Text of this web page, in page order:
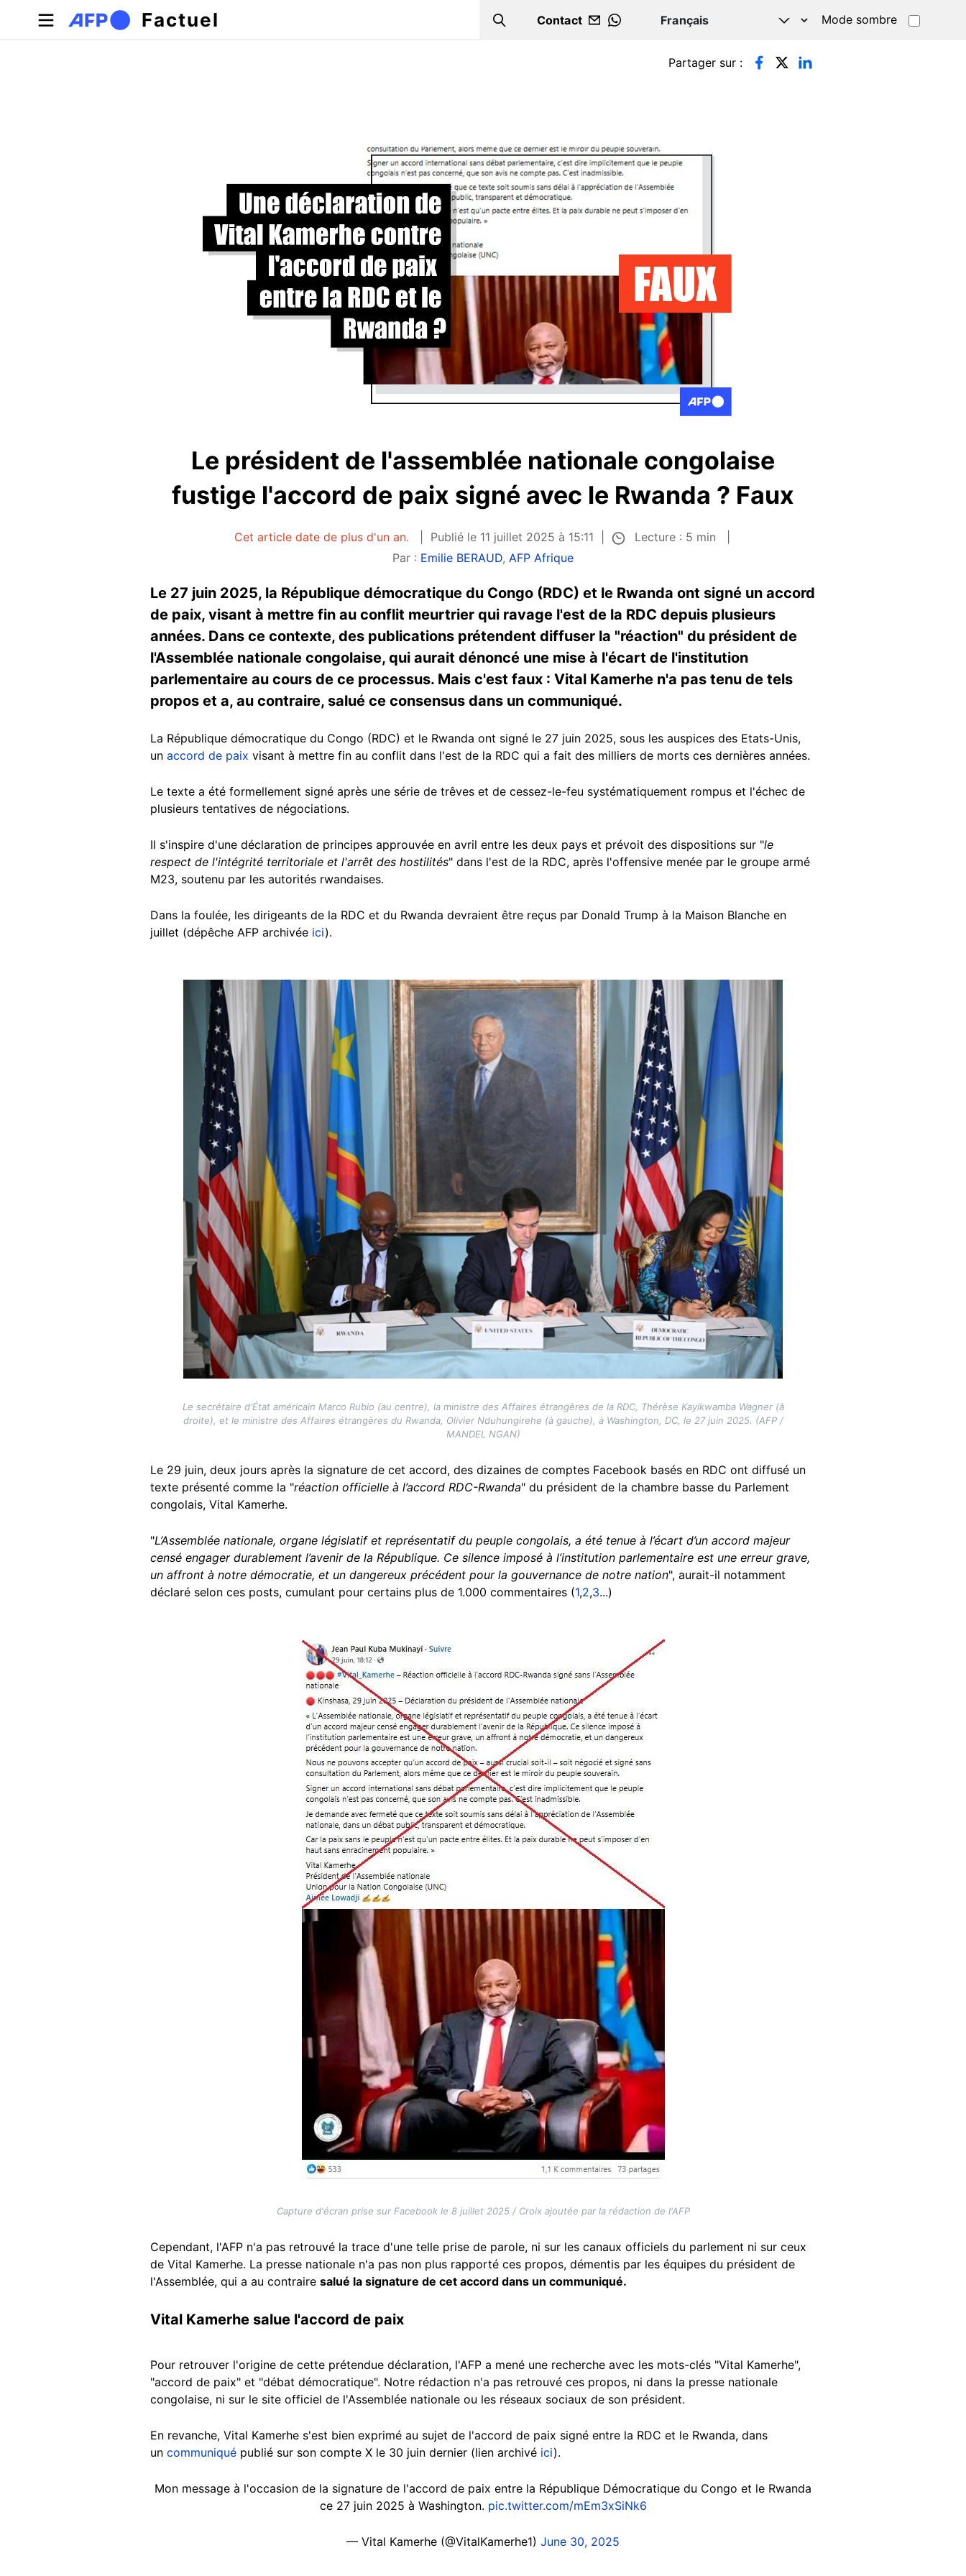
Aller au contenu principal
Factuel Search
Contact
WHATSAPP
Mode sombre
Onglets principaux Partager sur :
Le président de l'assemblée nationale congolaise
fustige l'accord de paix signé avec le Rwanda ? Faux
Cet article date de plus d'un an. Publié le 11 juillet 2025 à 15:11
Lecture : 5 min
Par : Emilie BERAUD, AFP Afrique
Le 27 juin 2025, la République démocratique du Congo (RDC) et le Rwanda ont signé un accord
de paix, visant à mettre fin au conflit meurtrier qui ravage l'est de la RDC depuis plusieurs
années. Dans ce contexte, des publications prétendent diffuser la "réaction" du président de
l'Assemblée nationale congolaise, qui aurait dénoncé une mise à l'écart de l'institution
parlementaire au cours de ce processus. Mais c'est faux : Vital Kamerhe n'a pas tenu de tels
propos et a, au contraire, salué ce consensus dans un communiqué.
La République démocratique du Congo (RDC) et le Rwanda ont signé le 27 juin 2025, sous les auspices des Etats-Unis,
un accord de paix visant à mettre fin au conflit dans l'est de la RDC qui a fait des milliers de morts ces dernières années.
Le texte a été formellement signé après une série de trêves et de cessez-le-feu systématiquement rompus et l'échec de
plusieurs tentatives de négociations.
Il s'inspire d'une déclaration de principes approuvée en avril entre les deux pays et prévoit des dispositions sur "le
respect de l'intégrité territoriale et l'arrêt des hostilités" dans l'est de la RDC, après l'offensive menée par le groupe armé
M23, soutenu par les autorités rwandaises.
Dans la foulée, les dirigeants de la RDC et du Rwanda devraient être reçus par Donald Trump à la Maison Blanche en
juillet (dépêche AFP archivée ici).
Le secrétaire d'État américain Marco Rubio (au centre), la ministre des Affaires étrangères de la RDC, Thérèse Kayikwamba Wagner (à
droite), et le ministre des Affaires étrangères du Rwanda, Olivier Nduhungirehe (à gauche), à Washington, DC, le 27 juin 2025. (AFP /
MANDEL NGAN)
Le 29 juin, deux jours après la signature de cet accord, des dizaines de comptes Facebook basés en RDC ont diffusé un
texte présenté comme la "réaction officielle à l’accord RDC-Rwanda" du président de la chambre basse du Parlement
congolais, Vital Kamerhe.
"L’Assemblée nationale, organe législatif et représentatif du peuple congolais, a été tenue à l’écart d’un accord majeur
censé engager durablement l’avenir de la République. Ce silence imposé à l’institution parlementaire est une erreur grave,
un affront à notre démocratie, et un dangereux précédent pour la gouvernance de notre nation", aurait-il notamment
déclaré selon ces posts, cumulant pour certains plus de 1.000 commentaires (1,2,3...)
Capture d'écran prise sur Facebook le 8 juillet 2025 / Croix ajoutée par la rédaction de l'AFP
Cependant, l'AFP n'a pas retrouvé la trace d'une telle prise de parole, ni sur les canaux officiels du parlement ni sur ceux
de Vital Kamerhe. La presse nationale n'a pas non plus rapporté ces propos, démentis par les équipes du président de
l'Assemblée, qui a au contraire salué la signature de cet accord dans un communiqué.
Vital Kamerhe salue l'accord de paix
Pour retrouver l'origine de cette prétendue déclaration, l'AFP a mené une recherche avec les mots-clés "Vital Kamerhe",
"accord de paix" et "débat démocratique". Notre rédaction n'a pas retrouvé ces propos, ni dans la presse nationale
congolaise, ni sur le site officiel de l'Assemblée nationale ou les réseaux sociaux de son président.
En revanche, Vital Kamerhe s'est bien exprimé au sujet de l'accord de paix signé entre la RDC et le Rwanda, dans
un communiqué publié sur son compte X le 30 juin dernier (lien archivé ici).
Mon message à l'occasion de la signature de l'accord de paix entre la République Démocratique du Congo et le Rwanda
ce 27 juin 2025 à Washington. pic.twitter.com/mEm3xSiNk6
— Vital Kamerhe (@VitalKamerhe1) June 30, 2025